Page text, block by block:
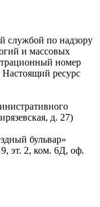
службой по надзору
и массовых
номер
ресурс
д. 27)
бульвар»
эт. 2, ком. 6Д, оф.